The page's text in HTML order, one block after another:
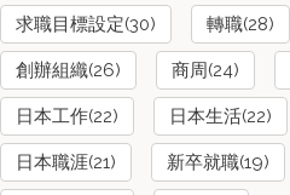
求職目標設定(30) 轉職(28)
創辦組織(26) 商周(24)
日本工作(22) 日本生活(22)
日本職涯(21) 新卒就職(19)